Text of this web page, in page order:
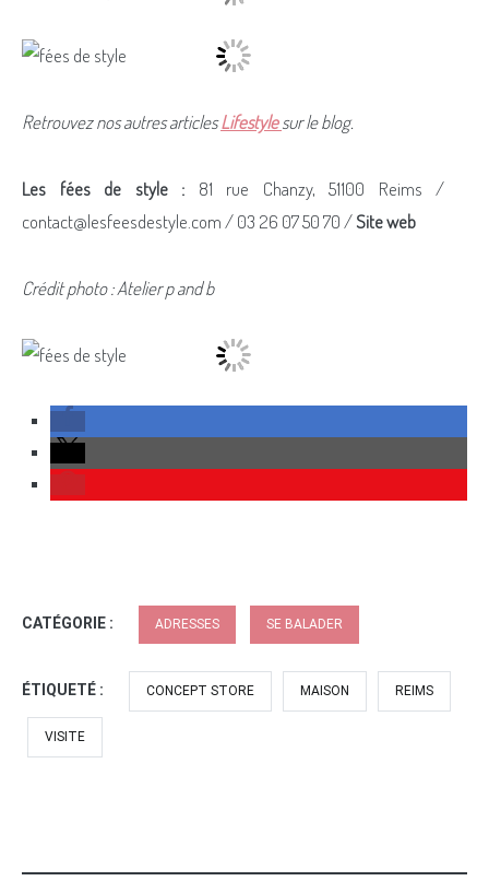
Retrouvez nos autres articlesLifestylesur le blog.
Les fées de style : 81 rue Chanzy, 51100 Reims /
contact@lesfeesdestyle.com / 03 26 07 50 70 /Site web
Crédit photo : Atelier p and b
CATÉGORIE : ADRESSES SE BALADER
ÉTIQUETÉ : CONCEPT STORE MAISON REIMS
VISITE